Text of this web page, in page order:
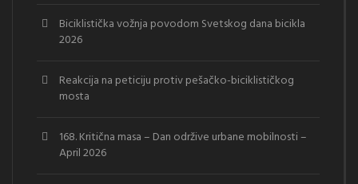
Biciklistička vožnja povodom Svetskog dana bicikla
2026
Reakcija na peticiju protiv pešačko-biciklističkog
mosta
168. Kritična masa – Dan održive urbane mobilnosti –
April 2026